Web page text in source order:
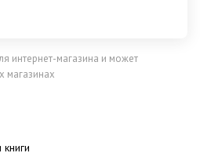
интернет-магазина и может
магазинах